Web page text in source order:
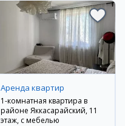
Аренда квартир
1-комнатная квартира в
районе Яккасарайский, 11
этаж, с мебелью